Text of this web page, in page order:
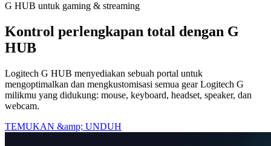
G HUB untuk gaming & streaming
Kontrol perlengkapan total dengan G
HUB
Logitech G HUB menyediakan sebuah portal untuk
mengoptimalkan dan mengkustomisasi semua gear Logitech G
milikmu yang didukung: mouse, keyboard, headset, speaker, dan
webcam.
TEMUKAN &amp; UNDUH